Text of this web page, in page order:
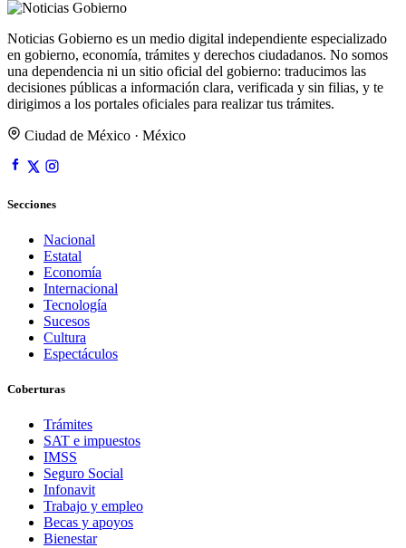
Noticias Gobierno es un medio digital independiente especializado
en gobierno, economía, trámites y derechos ciudadanos. No somos
una dependencia ni un sitio oficial del gobierno: traducimos las
decisiones públicas a información clara, verificada y sin filias, y te
dirigimos a los portales oficiales para realizar tus trámites.
Ciudad de México · México
Secciones
Nacional
Estatal
Economía
Internacional
Tecnología
Sucesos
Cultura
Espectáculos
Coberturas
Trámites
SAT e impuestos
IMSS
Seguro Social
Infonavit
Trabajo y empleo
Becas y apoyos
Bienestar